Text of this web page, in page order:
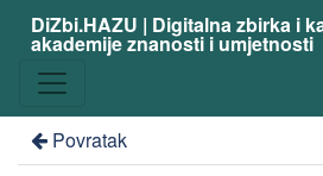
DiZbi.HAZU | Digitalna zbirka i
akademije znanosti i umjetnosti
Povratak